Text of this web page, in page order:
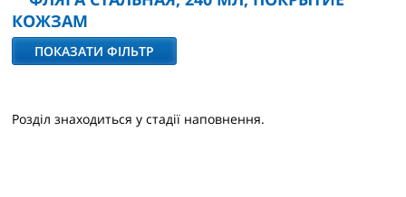
КОЖЗАМ
ПОКАЗАТИ ФІЛЬТР
Розділ знаходиться у стадії наповнення.